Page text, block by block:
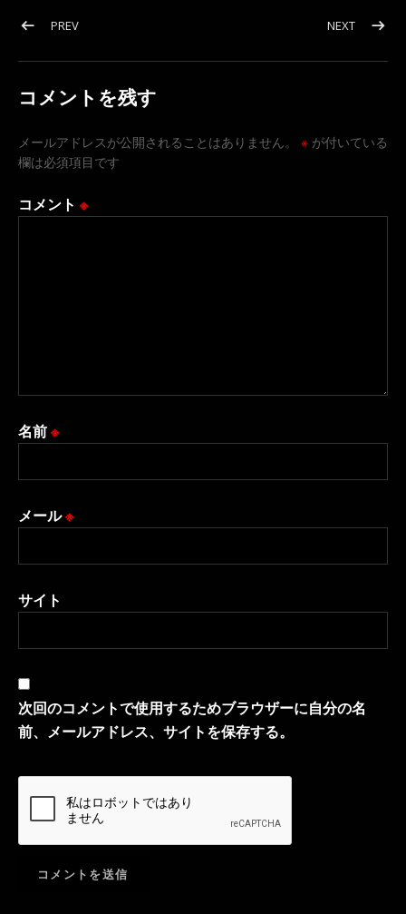
投稿ナビゲーション
PREVPOST: 昼下がりのコーヒータイムには… NEXTPOST:
コメントを残す
メールアドレスが公開されることはありません。 ※ が付いている
欄は必須項目です
コメント ※
名前※
メール※
サイト
次回のコメントで使用するためブラウザーに自分の名
前、メールアドレス、サイトを保存する。